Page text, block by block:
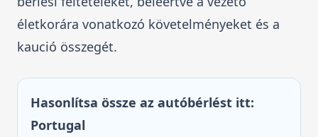
életkorára vonatkozó követelményeket és a
kaució összegét.
Hasonlítsa össze az autóbérlést itt:
Portugal